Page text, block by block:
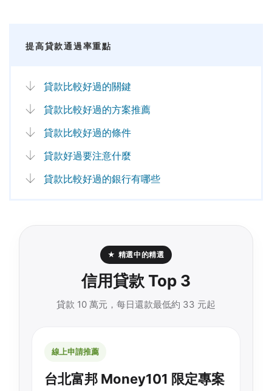
提高貸款通過率重點
貸款比較好過的關鍵
貸款比較好過的方案推薦
貸款比較好過的條件
貸款好過要注意什麼
貸款比較好過的銀行有哪些
★ 精選中的精選
信用貸款 Top 3
貸款 10 萬元，每日還款最低約 33 元起
線上申請推薦
台北富邦 Money101 限定專案